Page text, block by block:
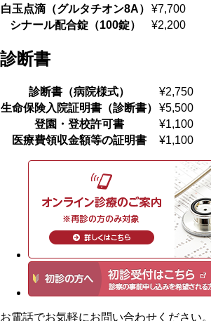
⽩⽟点滴（グルタチオン8A）
¥7,700
シナール配合錠（100錠）
¥2,200
診断書
診断書（病院様式）
¥2,750
⽣命保険⼊院証明書（診断書）
¥5,500
登園・登校許可書
¥1,100
医療費領収⾦額等の証明書
¥1,100
お電話でお気軽にお問い合わせください。